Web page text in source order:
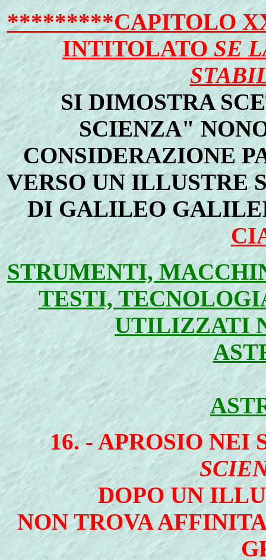
*********CAPITOLO
INTITOLATOSE
SI DIMOSTRA
SCIENZA"
CONSIDERAZIONE
VERSO UN ILLUSTRE
DI GALILEO
STRUMENTI,
TESTI,
UTILIZZATI
16. - APROSIO NEI
DOPO UN
NON TROVA